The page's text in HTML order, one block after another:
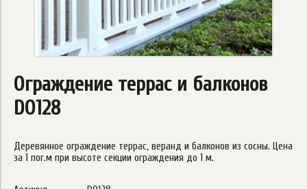
Ограждение террас и балконов
DO128
Деревянное ограждение террас, веранд и балконов из сосны. Цена
за 1 пог.м при высоте секции ограждения до 1 м.